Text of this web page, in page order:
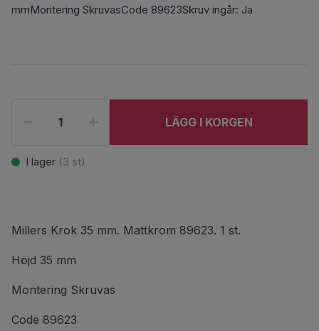
mmMontering SkruvasCode 89623Skruv ingår: Ja
LÄGG I KORGEN
I lager (3 st)
Millers Krok 35 mm. Mattkrom 89623. 1 st.
Höjd 35 mm
Montering Skruvas
Code 89623